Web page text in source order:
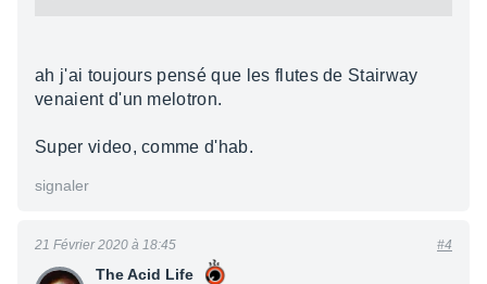
ah j'ai toujours pensé que les flutes de Stairway
venaient d'un melotron.
Super video, comme d'hab.
signaler
The Acid Life
21 Février 2020 à 18:45 #4